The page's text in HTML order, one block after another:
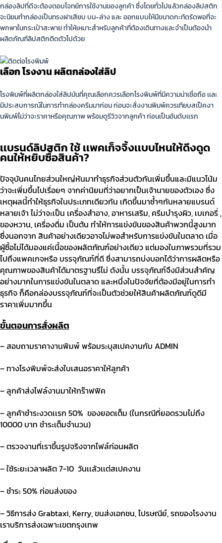
กล่องลิปที่ดีจะต้องตอบโจทย์การใช้งานของลูกค้า ซึ่งโดยทั่วไปแล้วกล่องลิปสติก
จะนิยมทํากล่องเป็นทรงฝาเสียบ บน-ล่าง และ ออกแบบให้มีขนาดกะทัดรัดพอที่จะ
พกพาในกระเป๋าสะพาย ทำให้เหมาะสำหรับลูกค้าที่ต้องเดินทางและจำเป็นต้องนำ
ผลิตภัณฑ์ลิปสติกติดตัวไปด้วย
เลือก โรงงาน ผลิตกล่องใส่ลิป
โรงพิมพ์ที่ผลิตกล่องใส่ลิปมันที่คุณเลือกควรเลือกโรงพิมพ์ที่มีความน่าเชื่อถือ เเละ
มีประสบการณ์ในการทํากล่องครีมมาก่อน ก่อนจะสั่งงานพิมพ์ควรเทียบสเป็คงา
นพิมพ์ไม่ว่าจะราคาหรือคุณภาพ พร้อมดูรีวิวจากลูกค้า ก่อนเป็นอันดับเเรก
เเบรนด์ลิปสติก ใช้ เเพคเก็จจิ้งเเบบไหนให้ดึงดูด
คนให้หยิบซื้อสินค้า?
ปัจจุบันคนไทยส่วนใหญ่หันมาทำธุรกิจส่วนตัวกันเพิ่มขึ้นและมีแนวโน้ม
ว่าจะเพิ่มขึ้นไปเรื่อยๆ จากค่านิยมที่ว่าอยากเป็นเจ้านายของตัวเอง ซึ่ง
เหตุผลนี้ทำให้ธุรกิจในประเภทเดียวกัน เกิดขึ้นมาซ้ำๆกันหลายแบรนด์
หลายเจ้า ไม่ว่าจะเป็น เครื่องสำอาง, อาหารเสริม, ครีมบำรุงผิว, เบเกอรี่ ,
ของหวาน, เครื่องดื่ม เป็นต้น ทำให้การแข่งขันของสินค้าพวกนี้สูงมาก
ซึ่งนอกจาก สินค้าอย่างเดียวอาจไม่พอสำหรับการแข่งขันในตลาด เมื่อ
ผู้ซื้อไม่ได้มองแค่เนื้อของผลิตภัณฑ์อย่างเดียว แต่มองในภาพรวมที่รวม
ไปถึงแพคเกจหรือ บรรจุภัณฑ์ที่ดี ซึ่งสามารถบ่งบอกได้ว่าการผลิตหรือ
คุณภาพของสินค้าได้มาตรฐานรึไม่ ดังนั้น บรรจุภัณฑ์จึงมีส่วนสำคัญ
อย่างมากในการแข่งขันในตลาด และหนึ่งในปัจจัยที่ต้องมีอยู่ในการทํา
ธุรกิจ ก็คือกล่องบรรจุภัณฑ์ที่จะเป็นตัวช่วยให้สินค้าผลิตภัณฑ์ดูดีมี
ราคาเพิ่มมากขึ้น
ขั้นตอนการสั่งผลิต
– สอบถามราคางานพิมพ์ พร้อมระบุสเปคงานกับ ADMIN
– ทางโรงพิมพ์จะส่งใบเสนอราคาให้ลูกค้า
– ลูกค้าส่งไฟล์งานมาให้กร๊าฟฟิค
– ลูกค้าชําระงวดเเรก 50% ของยอดเต็ม (ในกรณีที่ยอดรวมไม่ถึง
10000 บาท ชําระเต็มจํานวน)
– ตรวจงานที่เราขึ้นรูปจริงจากไฟล์ก่อนผลิต
– ใช้ระยะเวลาผลิต7-10 วันเเล้วเเต่สเปคงาน
– ชําระ50% ก่อนส่งของ
– วิธีการส่งGrabtaxi, Kerry,ขนส่งเอกชน,ไปรษณีย์,รถของโรงงาน
เราบริการส่งเฉพาะเขตกรุงเทพ